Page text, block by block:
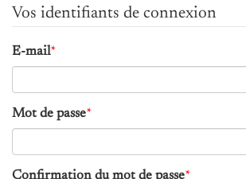
Vos identifiants de connexion
E-mail*
Mot de passe*
Confirmation du mot de passe*